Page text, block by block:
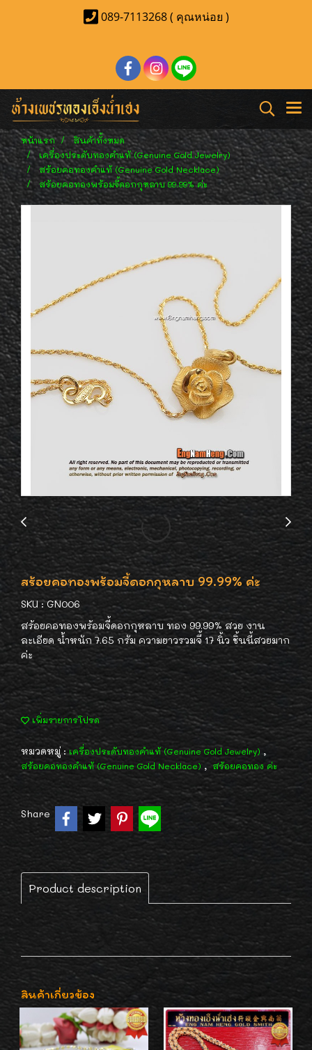
089-7113268 ( คุณหน่อย )
หน้าแรก
สินค้าทั้งหมด
เครื่องประดับทองคำแท้ (Genuine Gold Jewelry)
สร้อยคอทองคำแท้ (Genuine Gold Necklace)
สร้อยคอทองพร้อมจี้ดอกกุหลาบ 99.99% ค่ะ
สร้อยคอทองพร้อมจี้ดอกกุหลาบ 99.99% ค่ะ
SKU : GN006
สร้อยคอทองพร้อมจี้ดอกกุหลาบ ทอง 99.99% สวย งาน
ละเอียด น้ำหนัก 7.65 กรัม ความยาวรวมจี้ 17 นิ้ว ชิ้นนี้สวยมาก
ค่ะ
เพิ่มรายการโปรด
หมวดหมู่ :เครื่องประดับทองคำแท้ (Genuine Gold Jewelry) ,
สร้อยคอทองคำแท้ (Genuine Gold Necklace) , สร้อยคอทอง ค่ะ
Share
Product description
สินค้าเกี่ยวข้อง